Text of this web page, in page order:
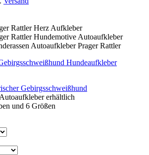
Gebirgsschweißhund
erhältlich
und 6 Größen